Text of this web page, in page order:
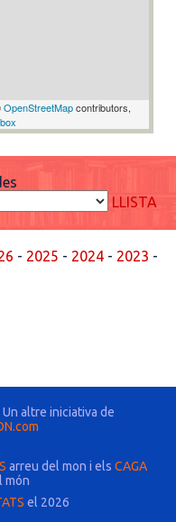
OpenStreetMapcontributors,
LLISTA
- 2025 - 2024 - 2023 -
altre iniciativa de
arreu del mon i els CAGA
món
el 2026